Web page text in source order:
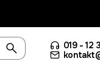
019 - 12